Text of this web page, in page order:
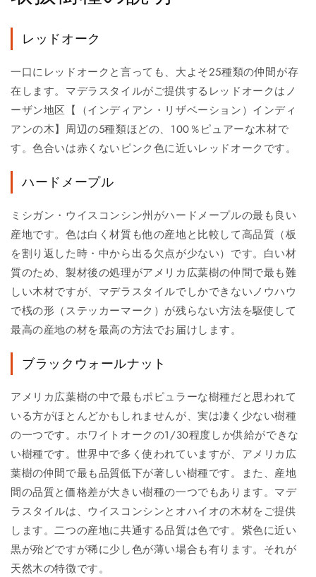
レッドオーク
一口にレッドオークと言っても、大よそ25種類の仲間が存
在します。マデラスタイルがご提供するレッドオークはノ
ーザン地区【（インディアン・リザベーション）インディ
アンの木】周辺の5種類ほどの、100％ピュアーな木材で
す。色合いは赤くないピンク色に近いレッドオークです。
ハードメープル
ミシガン・ウイスコンシン州がハードメープルの最も良い
産地です。色は白く材質も他の産地と比較して高品質（板
を割り返した時・中から出る欠点が少ない）です。白い材
質のため、製材後の処理がアメリカ広葉樹の仲間で最も難
しい木材ですが、マデラスタイルでしかできないノウハウ
で桟の形（ステッカーマーク）が残らない方法を駆使して
最高の産地の材を最高の方法でお届けします。
ブラックウォールナット
アメリカ広葉樹の中で最もポピュラーな樹種だと思われて
いる方がほとんどかもしれませんが、実は凄く少ない樹種
の一つです。ホワイトオークの1/30程度しか供給ができな
い樹種です。世界中で多く使われていますが、アメリカ広
葉樹の仲間で最も品質低下が著しい樹種です。また、産地
間の品質と価格差が大きい樹種の一つでもあります。マデ
ラスタイルは、ウイスコンシンとオハイオの木材をご提供
します。二つの産地に共通する品質は色です。紫色に近い
黒が殆どですが稀に少し色が薄い場合も有ります。それが
天然木の特徴です。